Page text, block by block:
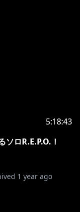
5:18:43
ソロR.E.P.O.！
1 year ago